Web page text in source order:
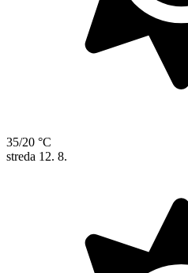
35/20 °C
streda 12. 8.